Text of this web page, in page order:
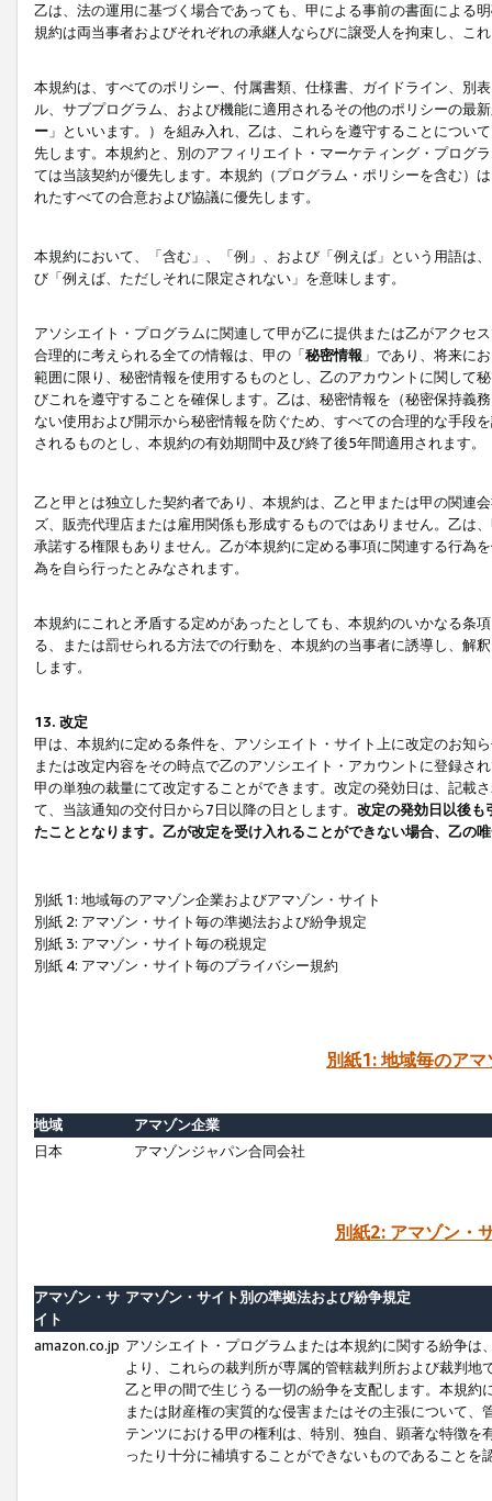
乙は、法の運用に基づく場合であっても、甲による事前の書面による
規約は両当事者およびそれぞれの承継人ならびに譲受人を拘束し、こ
本規約は、すべてのポリシー、付属書類、仕様書、ガイドライン、別
ル、サブプログラム、および機能に適用されるその他のポリシーの最
ー 」といいます。）を組み入れ、乙は、これらを遵守することにつ
先します。本規約と、別のアフィリエイト・マーケティング・プログ
ては当該契約が優先します。本規約（プログラム・ポリシーを含む）
れたすべての合意および協議に優先します。
本規約において、「含む」、「例」、および「例えば」という用語は
び「例えば、ただしそれに限定されない」を意味します。
アソシエイト・プログラムに関連して甲が乙に提供または乙がアクセ
合理的に考えられる全ての情報は、甲の「秘密情報 」であり、将来に
範囲に限り、秘密情報を使用するものとし、乙のアカウントに関して
びこれを遵守することを確保します。乙は、秘密情報を（秘密保持義
ない使用および開示から秘密情報を防ぐため、すべての合理的な手段
されるものとし、本規約の有効期間中及び終了後5年間適用されます。
乙と甲とは独立した契約者であり、本規約は、乙と甲または甲の関連
ズ、販売代理店または雇用関係も形成するものではありません。乙は
承諾する権限もありません。乙が本規約に定める事項に関連する行為
為を自ら行ったとみなされます。
本規約にこれと矛盾する定めがあったとしても、本規約のいかなる条
る、または罰せられる方法での行動を、本規約の当事者に誘導し、解
します。
13. 改定
甲は、本規約に定める条件を、アソシエイト・サイト上に改定のお知
または改定内容をその時点で乙のアソシエイト・アカウントに登録さ
甲の単独の裁量にて改定することができます。改定の発効日は、記載
て、当該通知の交付日から7日以降の日とします。 改定の発効日以後も
たこととなります。乙が改定を受け入れることができない場合、乙の
別紙 1: 地域毎のアマゾン企業およびアマゾン・サイト
別紙 2: アマゾン・サイト毎の準拠法および紛争規定
別紙 3: アマゾン・サイト毎の税規定
別紙 4: アマゾン・サイト毎のプライバシー規約
別紙1: 地域毎のア
地域
アマゾン企業
日本
アマゾンジャパン合同会社
別紙2: アマゾン・
アマゾン・サ
イト
アマゾン・サイト別の準拠法および紛争規定
amazon.co.jp アソシエイト・プログラムまたは本規約に関する紛争
より、これらの裁判所が専属的管轄裁判所および裁判
乙と甲の間で生じうる一切の紛争を支配します。本規
または財産権の実質的な侵害またはその主張について
テンツにおける甲の権利は、特別、独自、顕著な特徴
ったり十分に補填することができないものであることを